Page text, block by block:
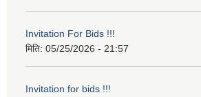
Invitation For Bids !!!
मिति: 05/25/2026 - 21:57
Invitation for bids !!!